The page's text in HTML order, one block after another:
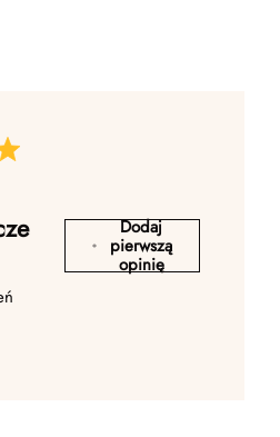
Dodaj
pierwszą
opinię